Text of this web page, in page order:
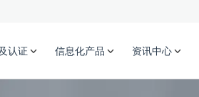
认证 信息化产品 资讯中心